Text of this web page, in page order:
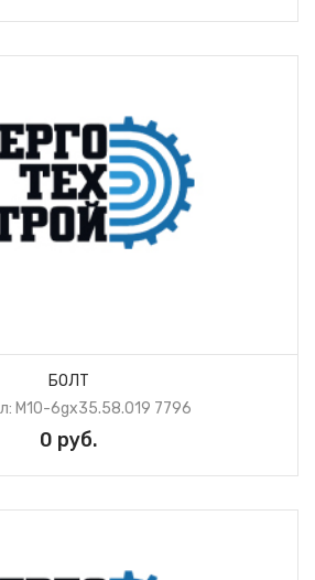
БОЛТ
М10-6gх35.58.019 7796
0 руб.